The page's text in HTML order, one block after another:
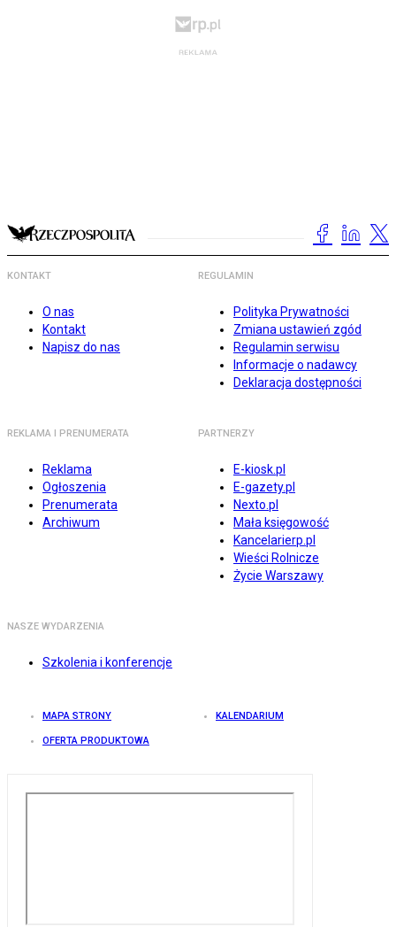
KONTAKT
O nas
Kontakt
Napisz do nas
REGULAMIN
Polityka Prywatności
Zmiana ustawień zgód
Regulamin serwisu
Informacje o nadawcy
Deklaracja dostępności
REKLAMA I PRENUMERATA
Reklama
Ogłoszenia
Prenumerata
Archiwum
PARTNERZY
E-kiosk.pl
E-gazety.pl
Nexto.pl
Mała księgowość
Kancelarierp.pl
Wieści Rolnicze
Życie Warszawy
NASZE WYDARZENIA
Szkolenia i konferencje
MAPA STRONY KALENDARIUM
OFERTA PRODUKTOWA